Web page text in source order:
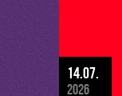
14.07.
2026